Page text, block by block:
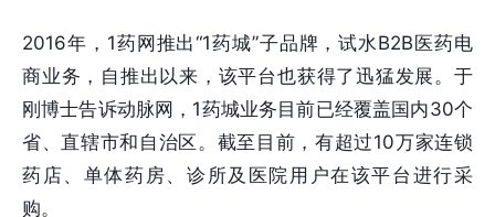
2016年，1药网推出“1药城”子品牌，试水B2B医药电
商业务，自推出以来，该平台也获得了迅猛发展。于
刚博士告诉动脉网，1药城业务目前已经覆盖国内30个
省、直辖市和自治区。截至目前，有超过10万家连锁
药店、单体药房、诊所及医院用户在该平台进行采
购。